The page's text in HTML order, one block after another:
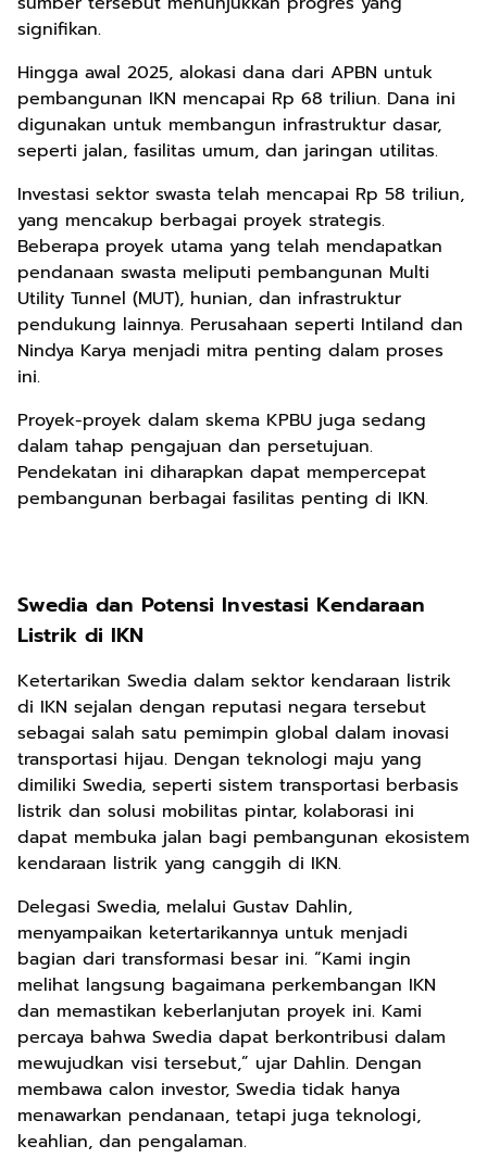
signifikan.
Hingga awal 2025, alokasi dana dari APBN untuk
pembangunan IKN mencapai Rp 68 triliun. Dana ini
digunakan untuk membangun infrastruktur dasar,
seperti jalan, fasilitas umum, dan jaringan utilitas.
Investasi sektor swasta telah mencapai Rp 58 triliun,
yang mencakup berbagai proyek strategis.
Beberapa proyek utama yang telah mendapatkan
pendanaan swasta meliputi pembangunan Multi
Utility Tunnel (MUT), hunian, dan infrastruktur
pendukung lainnya. Perusahaan seperti Intiland dan
Nindya Karya menjadi mitra penting dalam proses
ini.
Proyek-proyek dalam skema KPBU juga sedang
dalam tahap pengajuan dan persetujuan.
Pendekatan ini diharapkan dapat mempercepat
pembangunan berbagai fasilitas penting di IKN.
Swedia dan Potensi Investasi Kendaraan
Listrik di IKN
Ketertarikan Swedia dalam sektor kendaraan listrik
di IKN sejalan dengan reputasi negara tersebut
sebagai salah satu pemimpin global dalam inovasi
transportasi hijau. Dengan teknologi maju yang
dimiliki Swedia, seperti sistem transportasi berbasis
listrik dan solusi mobilitas pintar, kolaborasi ini
dapat membuka jalan bagi pembangunan ekosistem
kendaraan listrik yang canggih di IKN.
Delegasi Swedia, melalui Gustav Dahlin,
menyampaikan ketertarikannya untuk menjadi
bagian dari transformasi besar ini. “Kami ingin
melihat langsung bagaimana perkembangan IKN
dan memastikan keberlanjutan proyek ini. Kami
percaya bahwa Swedia dapat berkontribusi dalam
mewujudkan visi tersebut,” ujar Dahlin. Dengan
membawa calon investor, Swedia tidak hanya
menawarkan pendanaan, tetapi juga teknologi,
keahlian, dan pengalaman.